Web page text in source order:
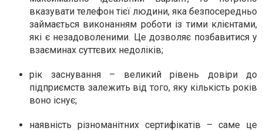
вказувати телефон тієї людини, яка безпосередньо
займається виконанням роботи із тими клієнтами,
які є незадоволеними. Це дозволяє позбавитися у
взаєминах суттєвих недоліків;
рік заснування – великий рівень довіри до
підприємств залежить від того, яку кількість років
воно існує;
наявність різноманітних сертифікатів – саме це